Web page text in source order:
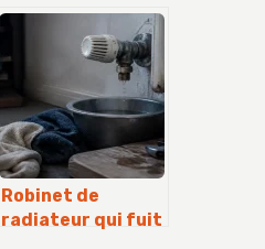
d’attente pour
une façade
durable et
esthétique
Robinet de
radiateur qui fuit